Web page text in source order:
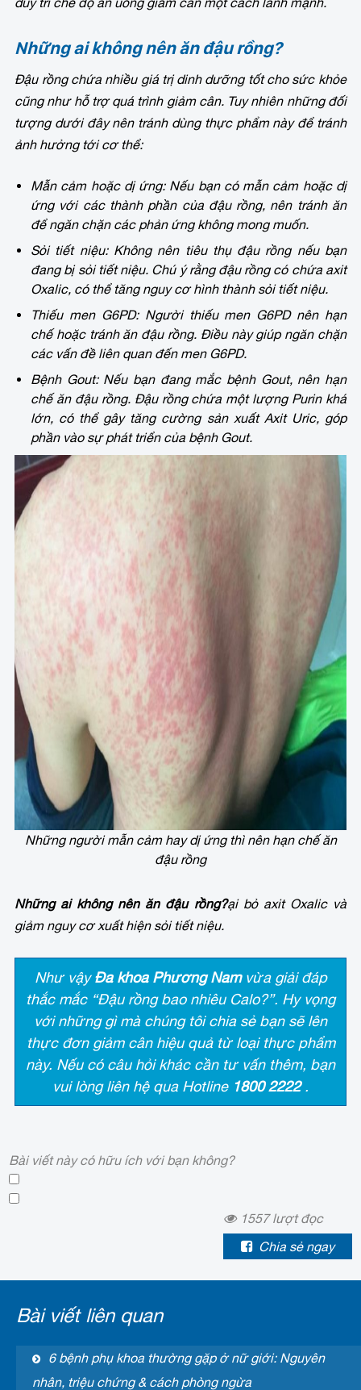
Những ai không nên ăn đậu rồng?
Đậu rồng chứa nhiều giá trị dinh dưỡng tốt cho sức khỏe
cũng như hỗ trợ quá trình giảm cân. Tuy nhiên những đối
tượng dưới đây nên tránh dùng thực phẩm này để tránh
ảnh hưởng tới cơ thể:
Mẫn cảm hoặc dị ứng: Nếu bạn có mẫn cảm hoặc dị
ứng với các thành phần của đậu rồng, nên tránh ăn
để ngăn chặn các phản ứng không mong muốn.
Sỏi tiết niệu: Không nên tiêu thụ đậu rồng nếu bạn
đang bị sỏi tiết niệu. Chú ý rằng đậu rồng có chứa axit
Oxalic, có thể tăng nguy cơ hình thành sỏi tiết niệu.
Thiếu men G6PD: Người thiếu men G6PD nên hạn
chế hoặc tránh ăn đậu rồng. Điều này giúp ngăn chặn
các vấn đề liên quan đến men G6PD.
Bệnh Gout: Nếu bạn đang mắc bệnh Gout, nên hạn
chế ăn đậu rồng. Đậu rồng chứa một lượng Purin khá
lớn, có thể gây tăng cường sản xuất Axit Uric, góp
phần vào sự phát triển của bệnh Gout.
Những người mẫn cảm hay dị ứng thì nên hạn chế ăn
đậu rồng
Những ai không nên ăn đậu rồng?ại bỏ axit Oxalic và
giảm nguy cơ xuất hiện sỏi tiết niệu.
Như vậyĐa khoa Phương Namvừa giải đáp
thắc mắc “Đậu rồng bao nhiêu Calo?”. Hy vọng
với những gì mà chúng tôi chia sẻ bạn sẽ lên
thực đơn giảm cân hiệu quả từ loại thực phẩm
này. Nếu có câu hỏi khác cần tư vấn thêm, bạn
vui lòng liên hệ qua Hotline 1800 2222.
Bài viết này có hữu ích với bạn không?
1557lượt đọc
Chia sẻ ngay
Bài viết liên quan
6 bệnh phụ khoa thường gặp ở nữ giới: Nguyên
nhân, triệu chứng & cách phòng ngừa